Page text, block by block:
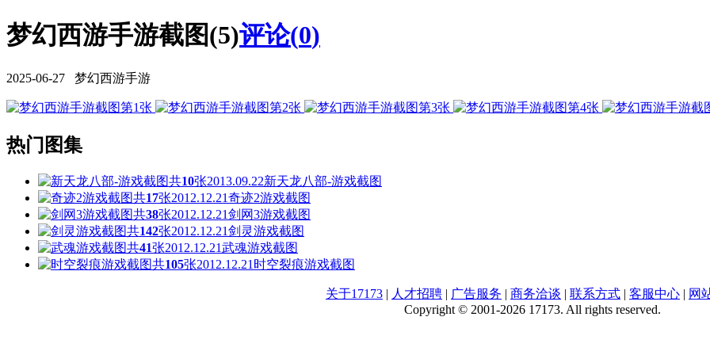
梦幻西游手游截图(5)评论(0)
2025-06-27 梦幻西游手游
热门图集
共10张2013.09.22新天龙八部-游戏截图
共17张2012.12.21奇迹2游戏截图
共38张2012.12.21剑网3游戏截图
共142张2012.12.21剑灵游戏截图
共41张2012.12.21武魂游戏截图
共105张2012.12.21 时空裂痕游戏截图
关于17173 | 人才招聘 | 广告服务 | 商务洽谈 | 联系方式 | 客服中心 | 网
Copyright © 2001-2026 17173. All rights reserved.